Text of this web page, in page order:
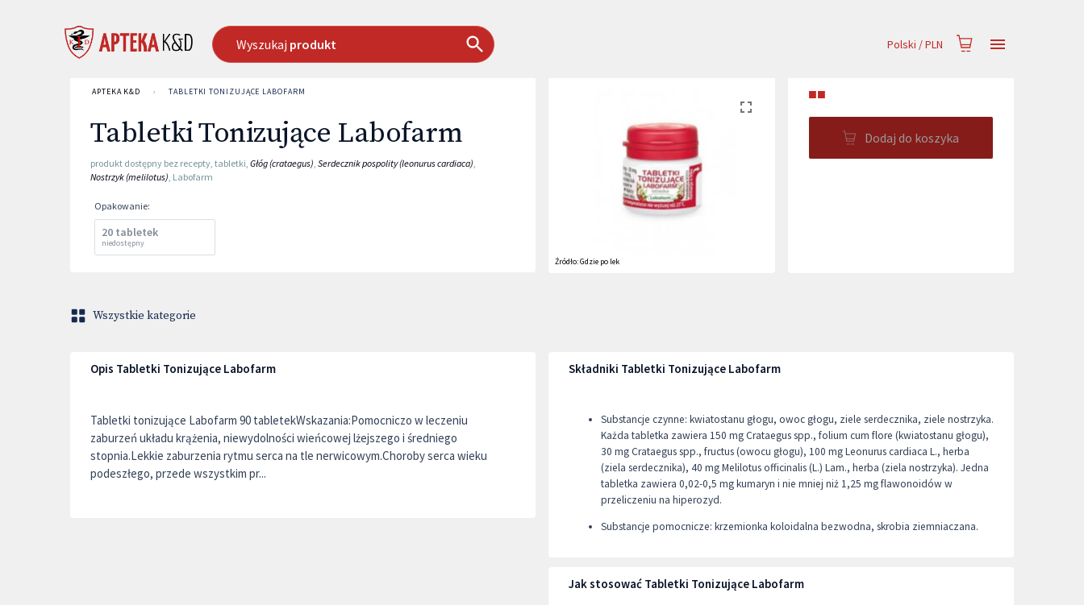
Wyszukaj produkt Polski /PLN
APTEKA K&D › TABLETKI TONIZUJĄCE LABOFARM
Tabletki Tonizujące Labofarm
produkt dostępny bez recepty, tabletki, Głóg (crataegus), Serdecznik pospolity (leonurus cardiaca),
Nostrzyk (melilotus), Labofarm
Opakowanie:
20 tabletek
niedostępny
Źródło:Gdzie po lek
■■
Dodaj do koszyka
Wszystkie kategorie
Opis Tabletki Tonizujące Labofarm
Tabletki tonizujące Labofarm 90 tabletekWskazania:Pomocniczo w leczeniu
zaburzeń układu krążenia, niewydolności wieńcowej lżejszego i średniego
stopnia.Lekkie zaburzenia rytmu serca na tle nerwicowym.Choroby serca wieku
podeszłego, przede wszystkim pr...
Składniki Tabletki Tonizujące Labofarm
Substancje czynne: kwiatostanu głogu, owoc głogu, ziele serdecznika, ziele nostrzyka.
Każda tabletka zawiera 150 mg Crataegus spp., folium cum flore (kwiatostanu głogu),
30 mg Crataegus spp., fructus (owocu głogu), 100 mg Leonurus cardiaca L., herba
(ziela serdecznika), 40 mg Melilotus officinalis (L.) Lam., herba (ziela nostrzyka). Jedna
tabletka zawiera 0,02-0,5 mg kumaryn i nie mniej niż 1,25 mg flawonoidów w
przeliczeniu na hiperozyd.
Substancje pomocnicze: krzemionka koloidalna bezwodna, skrobia ziemniaczana.
Jak stosować Tabletki Tonizujące Labofarm